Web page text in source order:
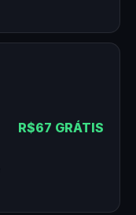
R$67 GRÁTIS